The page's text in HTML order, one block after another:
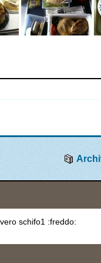
schifo1 :freddo: